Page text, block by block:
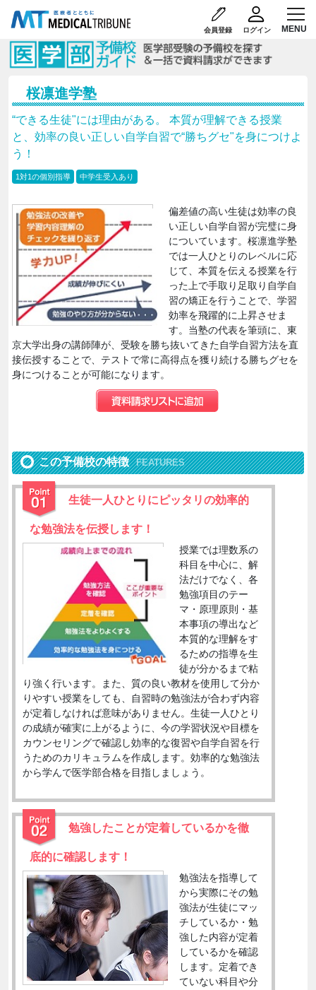
会員登録 ログイン
桜凛進学塾
“できる生徒"には理由がある。 本質が理解できる授業
と、効率の良い正しい自学自習で“勝ちグセ"を身につけよ
う！
1対1の個別指導 中学生受入あり
偏差値の高い生徒は効率の良
い正しい自学自習が完璧に身
についています。桜凛進学塾
では一人ひとりのレベルに応
じて、本質を伝える授業を行
った上で手取り足取り自学自
習の矯正を行うことで、学習
効率を飛躍的に上昇させま
す。当塾の代表を筆頭に、東
京大学出身の講師陣が、受験を勝ち抜いてきた自学自習方法を直
接伝授することで、テストで常に高得点を獲り続ける勝ちグセを
身につけることが可能になります。
この予備校の特徴 FEATURES
生徒一人ひとりにピッタリの効率的
な勉強法を伝授します！
授業では理数系の
科目を中心に、解
法だけでなく、各
勉強項目のテー
マ・原理原則・基
本事項の導出など
本質的な理解をす
るための指導を生
徒が分かるまで粘
り強く行います。また、質の良い教材を使用して分か
りやすい授業をしても、自習時の勉強法が合わず内容
が定着しなければ意味がありません。生徒一人ひとり
の成績が確実に上がるように、今の学習状況や目標を
カウンセリングで確認し効率的な復習や自学自習を行
うためのカリキュラムを作成します。効率的な勉強法
から学んで医学部合格を目指しましょう。
勉強したことが定着しているかを徹
底的に確認します！
勉強法を指導して
から実際にその勉
強法が生徒にマッ
チしているか・勉
強した内容が定着
しているかを確認
します。定着でき
ていない科目や分